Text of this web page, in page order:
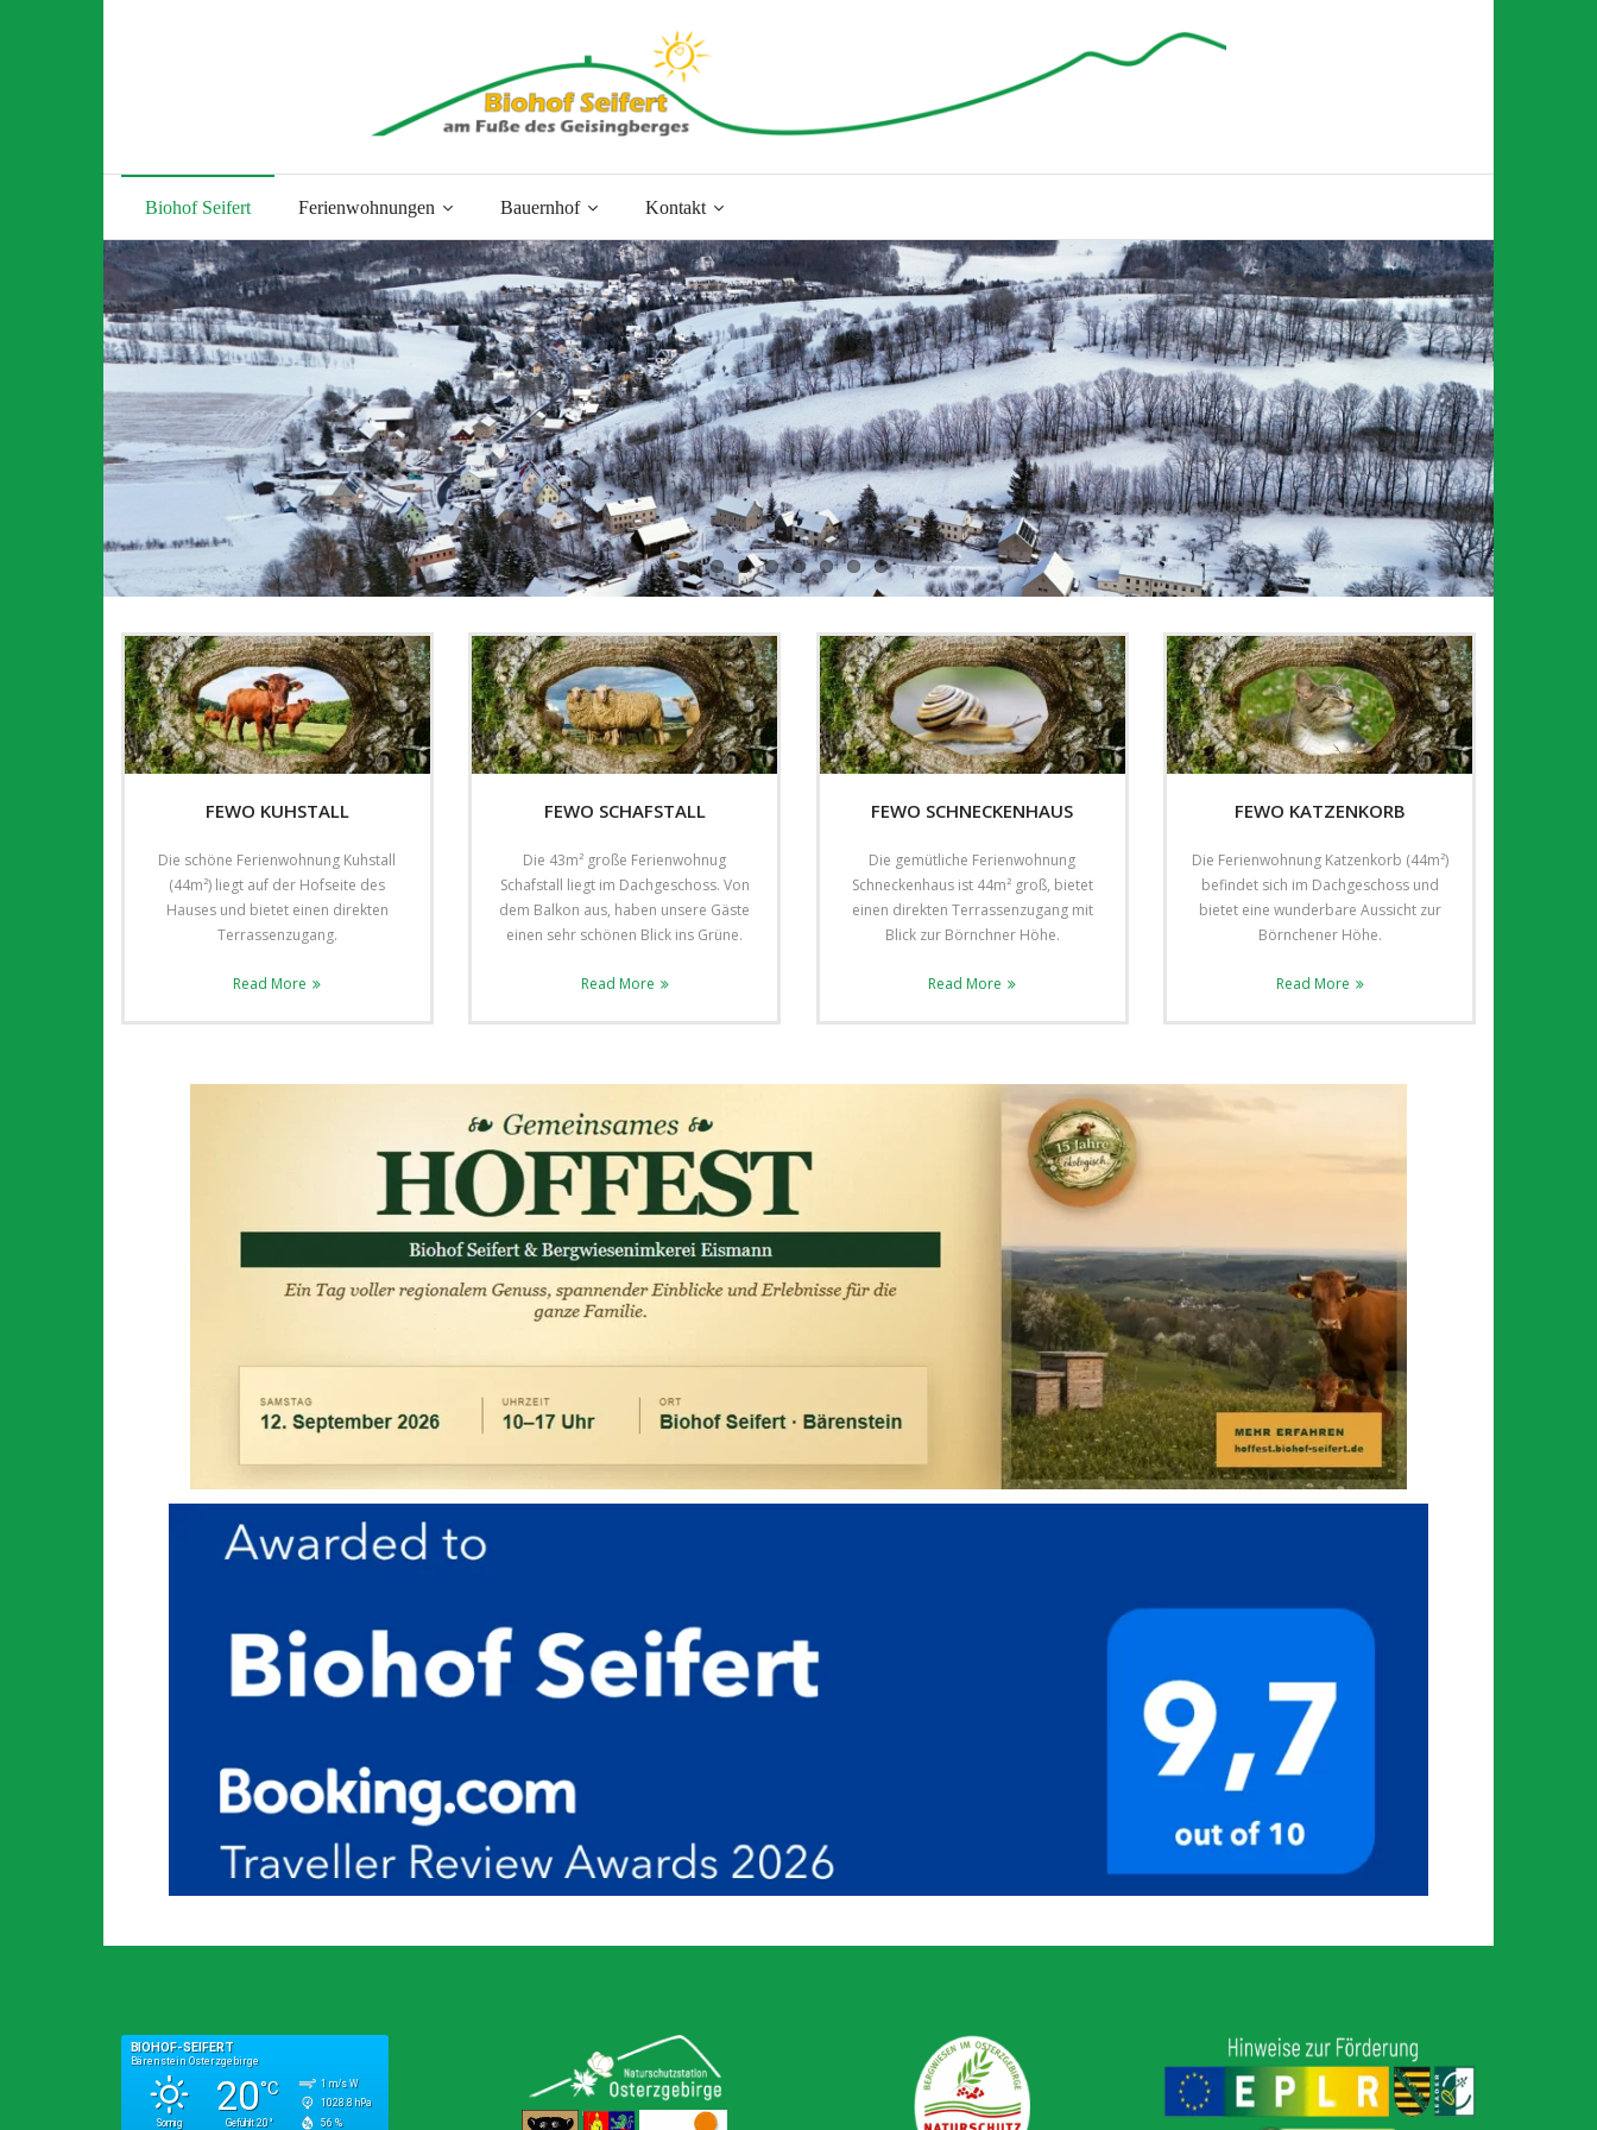
Biohof Seifert Ferienwohnungen Bauernhof Kontakt
FEWO KUHSTALL
Die schöne Ferienwohnung Kuhstall
(44m²) liegt auf der Hofseite des
Hauses und bietet einen direkten
Terrassenzugang.
Read More
FEWO SCHAFSTALL
Die 43m² große Ferienwohnug
Schafstall liegt im Dachgeschoss. Von
dem Balkon aus, haben unsere Gäste
einen sehr schönen Blick ins Grüne.
Read More
FEWO SCHNECKENHAUS
Die gemütliche Ferienwohnung
Schneckenhaus ist 44m² groß, bietet
einen direkten Terrassenzugang mit
Blick zur Börnchner Höhe.
Read More
FEWO KATZENKORB
Die Ferienwohnung Katzenkorb (44m²)
befindet sich im Dachgeschoss und
bietet eine wunderbare Aussicht zur
Börnchener Höhe.
Read More